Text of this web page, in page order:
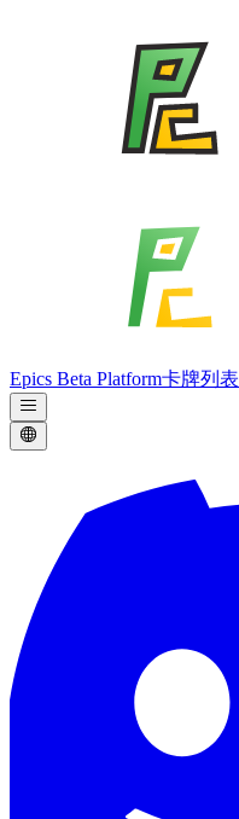
Epics Beta Platform卡牌列表